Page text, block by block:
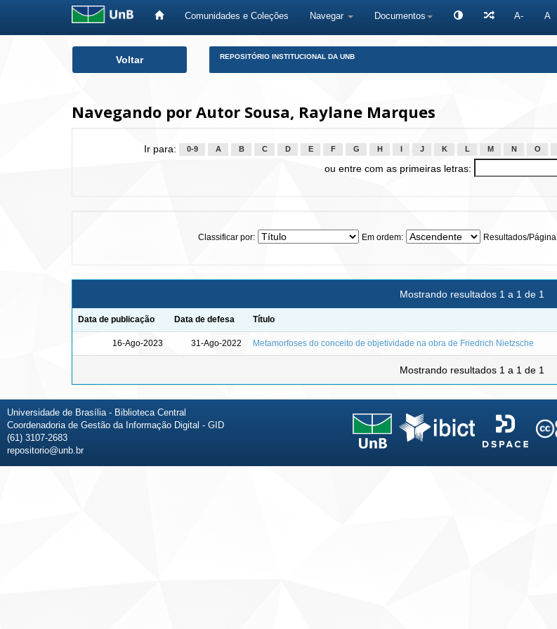
Comunidades e Coleções Navegar Documentos A- A
Voltar REPOSITÓRIO INSTITUCIONAL DA UNB
Navegando por Autor Sousa, Raylane Marques
Ir para: 0-9 A B C D E F G H J K L M N O
ou entre com as primeiras letras:
Classificar por: Em ordem: Resultados/Página
Mostrando resultados 1 a 1 de 1
Data de publicação Data de defesa Título
16-Ago-2023 31-Ago-2022 Metamorfoses do conceito de objetividade na obra de Friedrich Nietzsche
Mostrando resultados 1 a 1 de 1
Universidade de Brasília - Biblioteca Central
Coordenadoria de Gestão da Informação Digital - GID
(61) 3107-2683
repositorio@unb.br